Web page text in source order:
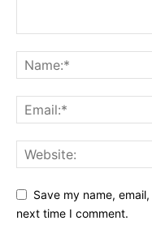
Save my name,
next time I comment.